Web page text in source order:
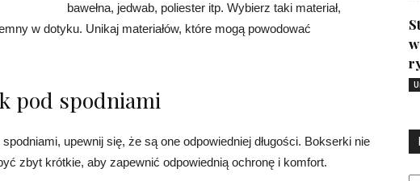
bawełna, jedwab, poliester itp. Wybierz taki materiał,
w dotyku. Unikaj materiałów, które mogą powodować
pod spodniami
upewnij się, że są one odpowiedniej długości. Bokserki nie
zbyt krótkie, aby zapewnić odpowiednią ochronę i komfort.